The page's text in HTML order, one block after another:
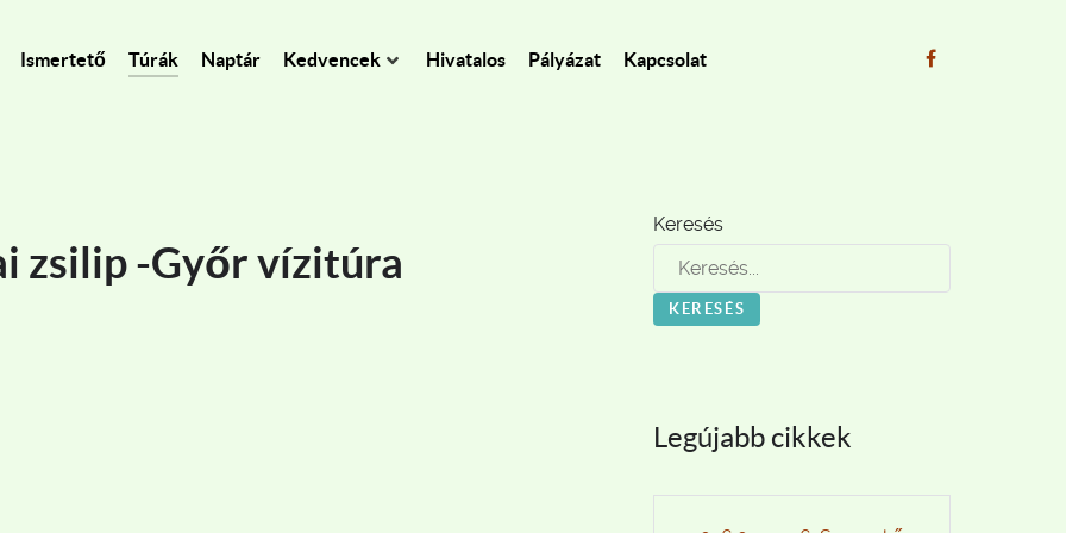
Ismertető Túrák Naptár Kedvencek Hivatalos Pályázat Kapcsolat
zsilip -Győr vízitúra
Isaszeg kerékpártúra
Keresés
KERESÉS
Legújabb cikkek